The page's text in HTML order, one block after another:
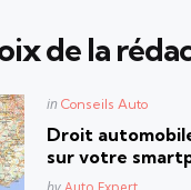
de la
Posted
in Conseils Auto
Droit
sur votre
Posted